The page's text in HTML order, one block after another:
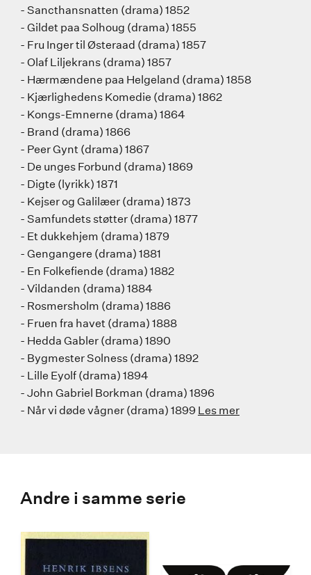
- Sancthansnatten (drama) 1852
- Gildet paa Solhoug (drama) 1855
- Fru Inger til Østeraad (drama) 1857
- Olaf Liljekrans (drama) 1857
- Hærmændene paa Helgeland (drama) 1858
- Kjærlighedens Komedie (drama) 1862
- Kongs-Emnerne (drama) 1864
- Brand (drama) 1866
- Peer Gynt (drama) 1867
- De unges Forbund (drama) 1869
- Digte (lyrikk) 1871
- Kejser og Galilæer (drama) 1873
- Samfundets støtter (drama) 1877
- Et dukkehjem (drama) 1879
- Gengangere (drama) 1881
- En Folkefiende (drama) 1882
- Vildanden (drama) 1884
- Rosmersholm (drama) 1886
- Fruen fra havet (drama) 1888
- Hedda Gabler (drama) 1890
- Bygmester Solness (drama) 1892
- Lille Eyolf (drama) 1894
- John Gabriel Borkman (drama) 1896
- Når vi døde vågner (drama) 1899 Les mer
Andre i samme serie